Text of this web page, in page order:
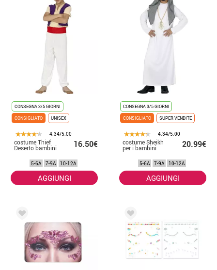
CONSEGNA 3/5 GIORNI
CONSIGLIATO
UNISEX
4.34/5.00
costume Thief
Deserto bambini 16.50€
5-6A 7-9A 10-12A
AGGIUNGI
CONSEGNA 3/5 GIORNI
CONSIGLIATO
SUPER VENDITE
4.34/5.00
costume Sheikh
per i bambini 20.99€
5-6A 7-9A 10-12A
AGGIUNGI